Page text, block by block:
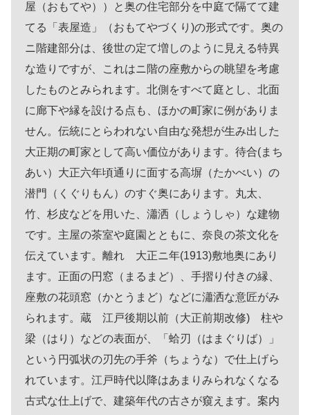
屋（おもてや））と奥の住宅部分を中庭で隔てて建
てる「表屋造」（おもてやづくり)の形式です。奥の
ニ階建部分は、後世の定て増しのように見える特異
な造りですが、これはニ階の座敷からの眺望を考慮
したものとみられます。北側をすべて庭とし、北面
に廊下や縁を設ける点も、ほかの町家に例がありま
せん。伝統にとらわれない自由な発想が生み出した
大正期の町家として高い価位があります。待合(まち
あい）大正六年頃通りに面する高塀（たかべい）の
潜門（くぐりもん）のすぐ奥にあります。丸太、
竹、杉皮などを用いた、瀟洒（しょうしゃ）な建物
です。主屋の茶室や庭園とともに、奈良の茶文化を
伝えています。離れ 大正ニ年(1913)敷地奥にあり
ます。正面の円窓（まるまど）、手摺り付きの縁、
座敷の花頭窓（かとうまど）などに瀟洒な意匠がみ
られます。蔵 江戸後期以前（大正前期改修) 柱や
梁（はり）などの表面が、「蛤刃（はまぐりば）」
という円弧状の刃先の手斧（ちょうな）で仕上げら
れています。江戸時代以降はあまりみられなくなる
古式な仕上げで、建築年代の古さが窺えます。案内